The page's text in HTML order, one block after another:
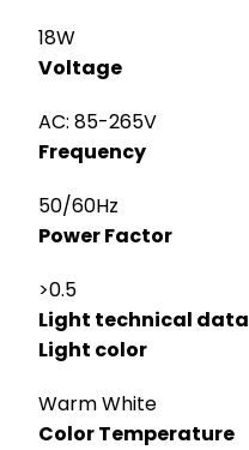
18W
Voltage
AC: 85-265V
Frequency
50/60Hz
Power Factor
>0.5
Light technical data
Light color
Warm White
Color Temperature